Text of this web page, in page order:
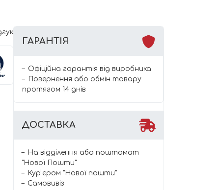
ГАРАНТІЯ
Офіційна гарантія від виробника
Повернення або обмін товару
протягом 14 днів
ДОСТАВКА
На відділення або поштомат
"Нової Пошти"
Курʼєром "Нової пошти"
Самовивіз